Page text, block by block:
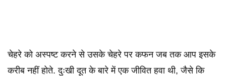
चेहरे को अस्पष्ट करने से उसके चेहरे पर कफन जब तक आप इसके
करीब नहीं होते. दुःखी दूत के बारे में एक जीवित हवा थी, जैसे कि